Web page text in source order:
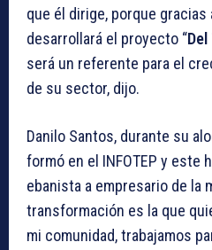
que él dirige, porque gracias
desarrollará el proyecto “
será un referente para el
de su sector, dijo.
Danilo Santos, durante su
formó en el INFOTEP y este
ebanista a empresario de la
transformación es la que
mi comunidad, trabajamos